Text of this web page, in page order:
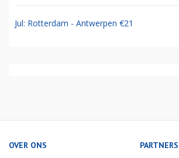
Jul: Rotterdam - Antwerpen €21
OVER ONS PARTNERS